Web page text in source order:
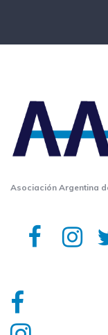
Asociación Argentina